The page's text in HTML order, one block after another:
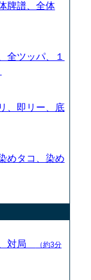
牌譜、全体
全ツッパ、１
、即リー、底
めタコ、染め
対局
（約3分